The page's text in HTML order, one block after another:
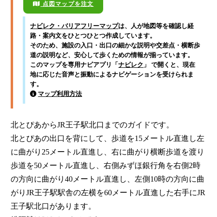
点図マップを注文
ナビレク・バリアフリーマップは、人が地図等を確認し経
路・案内文をひとつひとつ作成しています。
そのため、施設の入口・出口の細かな説明や交差点・横断歩
道の説明など、安心して歩くための情報が揃っています。
このマップを専用ナビアプリ「ナビレク 」 で開くと、現在
地に応じた音声と振動によるナビゲーションを受けられま
す。
マップ利用方法
北とぴあからJR王子駅北口までのガイドです。
北とぴあの出口を背にして、歩道を15メートル直進し左
に曲がり25メートル直進し、右に曲がり横断歩道を渡り
歩道を50メートル直進し、右側みずほ銀行角を右側2時
の方向に曲がり40メートル直進し、左側10時の方向に曲
がりJR王子駅駅舎の左横を60メートル直進した右手にJR
王子駅北口があります。